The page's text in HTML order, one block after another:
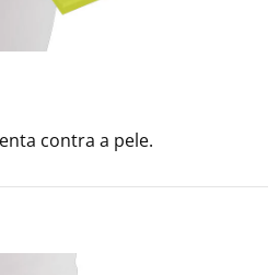
contra a pele.